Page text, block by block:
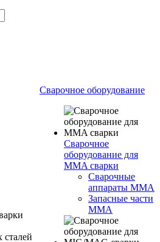
Сварочное оборудование
Сварочное
оборудование для
MMA сварки
Сварочные
аппараты MMA
Запасные части
MMA